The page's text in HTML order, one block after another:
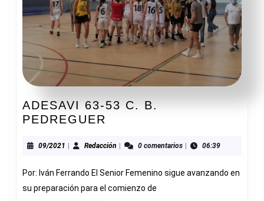
ADESAVI 63-53 C. B.
PEDREGUER
53
B.
PEDREGUER
09/2021 09/2021Redacción Redacción0 comentarios 06:39
Por: Iván Ferrando El Senior Femenino sigue avanzando en
su preparación para el comienzo de